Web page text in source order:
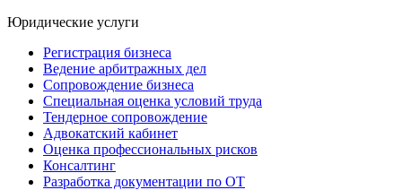
Юридические услуги
Регистрация бизнеса
Ведение арбитражных дел
Сопровождение бизнеса
Специальная оценка условий труда
Тендерное сопровождение
Адвокатский кабинет
Оценка профессиональных рисков
Консалтинг
Разработка документации по ОТ